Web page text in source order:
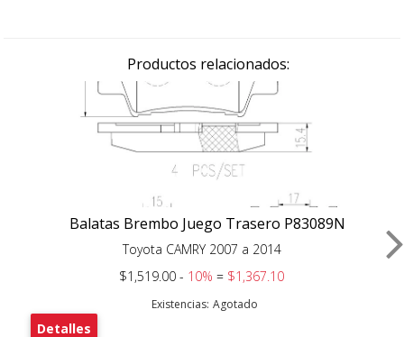
Productos relacionados:
Balatas Brembo Juego Trasero P83089N
Toyota CAMRY 2007 a 2014
$1,519.00 - 10%= $1,367.10
Existencias: Agotado
Detalles